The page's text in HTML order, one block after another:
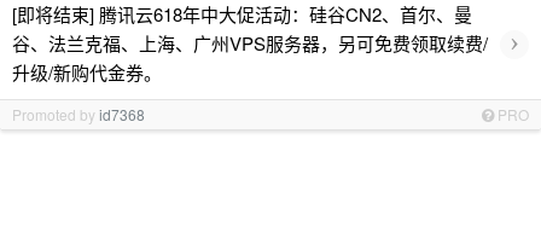
[即将结束] 腾讯云618年中大促活动：硅谷CN2、首尔、曼
谷、法兰克福、上海、广州VPS服务器，另可免费领取续费/
升级/新购代金券。
›
Promoted byid7368 PRO